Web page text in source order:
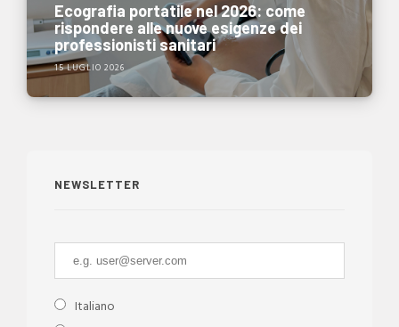
Ecografia portatile nel 2026: come
rispondere alle nuove esigenze dei
professionisti sanitari
15 LUGLIO 2026
NEWSLETTER
Italiano